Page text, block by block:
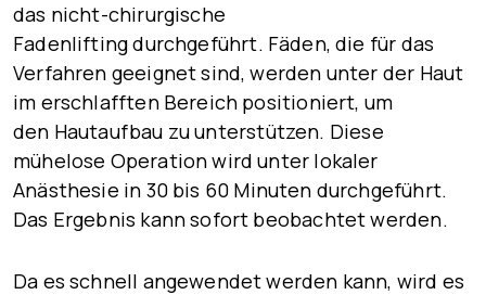
das nicht-chirurgische
Fadenliftingdurchgeführt. Fäden, die für das
Verfahren geeignet sind, werden unter der Haut
im erschlafften Bereich positioniert, um
den Hautaufbau zu unterstützen. Diese
mühelose Operation wird unter lokaler
Anästhesie in 30 bis 60 Minuten durchgeführt.
Das Ergebnis kann sofort beobachtet werden.
Da es schnell angewendet werden kann, wird es